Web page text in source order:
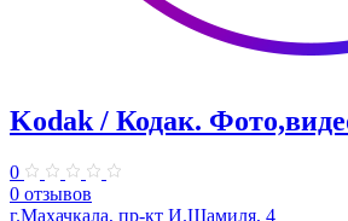
Kodak / Кодак.
0
0 отзывов
г.Махачкала, пр-кт И.Шамиля, 4